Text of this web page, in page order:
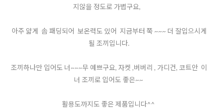
지않을 정도로 가볍구요,
아주 얇게 솜 패딩되어 보온력도 있어 지금부터 쭉 ~~~ 더 잘입으시게
될 조끼입니다.
조끼하나만 입어도 너~~~무 예쁘구요, 자켓 ,버버리 , 가디건, 코트안 이
너 조끼로 입어도 좋은~~
활용도까지도 좋은 제품입니다^^